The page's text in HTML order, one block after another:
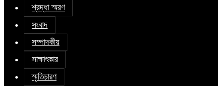
শ্রদ্ধা স্মরণ
সংবাদ
সম্পাদকীয়
সাক্ষাৎকার
স্মৃতিচারণ